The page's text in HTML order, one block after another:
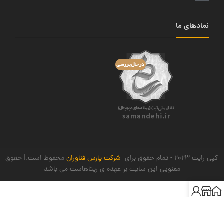
نمادهای ما
کپی رایت 2023 - تمام حقوق برای شرکت پارس فناورانمحفوظ است.| حقوق
معنویی این سایت بر عهده ی ریتاهاست می باشد